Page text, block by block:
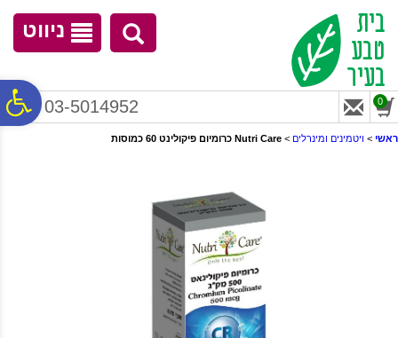
נגישות
ניווט
03-5014952 0
ראשי > ויטמינים ומינרלים > Nutri Care כרומיום פיקולינט 60 כמוסות